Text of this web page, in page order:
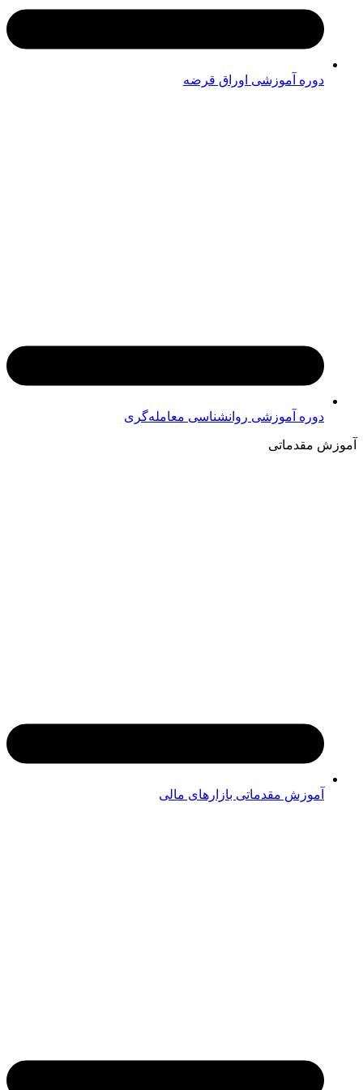
دوره آموزشی اوراق قرضه
دوره آموزشی روانشناسی معامله‌گری
آموزش مقدماتی
آموزش مقدماتی بازارهای مالی